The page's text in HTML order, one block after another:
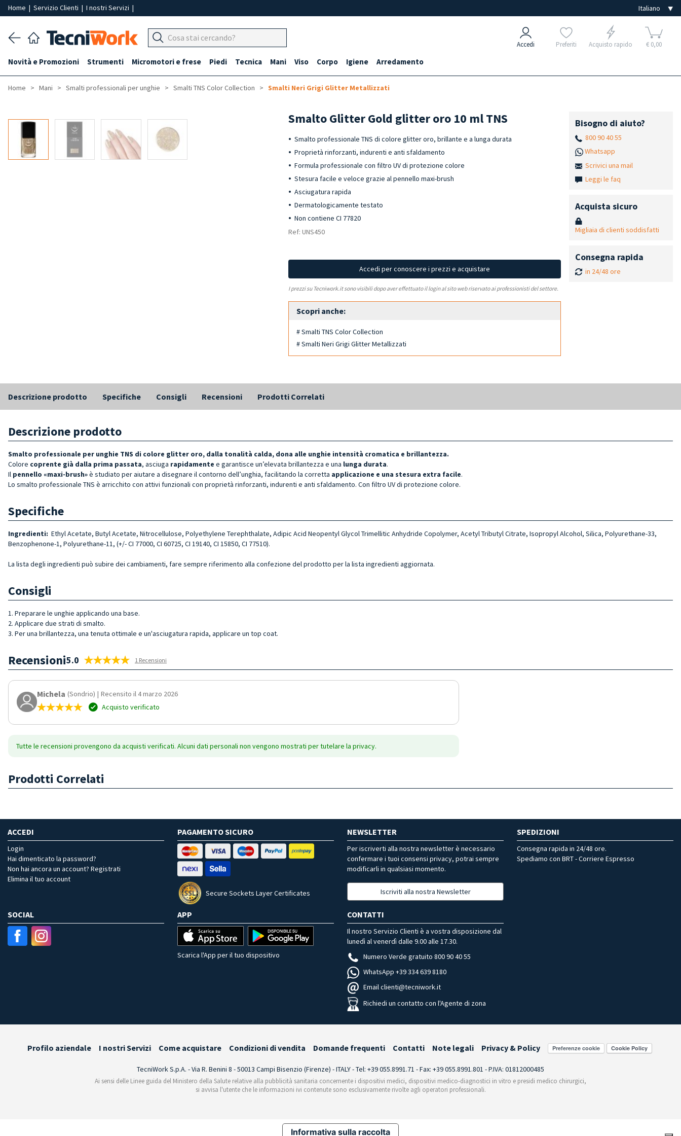
Home | Servizio Clienti | I nostri Servizi |
Accedi Preferiti Acquisto rapido € 0,00
Novità e Promozioni Strumenti Micromotori e frese Piedi Tecnica Mani Viso Corpo Igiene Arredamento
Home Mani Smalti professionali per unghie Smalti TNS Color Collection Smalti Neri Grigi Glitter Metallizzati
Smalto Glitter Gold glitter oro 10 ml TNS
Smalto professionale TNS di colore glitter oro, brillante e a lunga durata
Proprietà rinforzanti, indurenti e anti sfaldamento
Formula professionale con filtro UV di protezione colore
Stesura facile e veloce grazie al pennello maxi-brush
Asciugatura rapida
Dermatologicamente testato
Non contiene CI 77820
Ref: UNS450
Accedi per conoscere i prezzi e acquistare
I prezzi su Tecniwork.it sono visibili dopo aver effettuato il login al sito web riservato ai professionisti del settore.
Scopri anche:
# Smalti TNS Color Collection
# Smalti Neri Grigi Glitter Metallizzati
Bisogno di aiuto?
800 90 40 55
Whatsapp
Scrivici una mail
Leggi le faq
Acquista sicuro
Migliaia di clienti soddisfatti
Consegna rapida
in 24/48 ore
Descrizione prodotto Specifiche Consigli Recensioni Prodotti Correlati
Descrizione prodotto
Smalto professionale per unghie TNS di colore glitter oro, dalla tonalità calda, dona alle unghie intensità cromatica e brillantezza.
Colore coprente già dalla prima passata, asciuga rapidamente e garantisce un’elevata brillantezza e una lunga durata.
Il pennello «maxi-brush»è studiato per aiutare a disegnare il contorno dell’unghia, facilitando la corretta applicazione e una stesura extra facile.
Lo smalto professionale TNS è arricchito con attivi funzionali con proprietà rinforzanti, indurenti e anti sfaldamento. Con filtro UV di protezione colore.
Specifiche
Ingredienti: Ethyl Acetate, Butyl Acetate, Nitrocellulose, Polyethylene Terephthalate, Adipic Acid Neopentyl Glycol Trimellitic Anhydride Copolymer, Acetyl Tributyl Citrate, Isopropyl Alcohol, Silica, Polyurethane-33,
Benzophenone-1, Polyurethane-11, (+/- CI 77000, CI 60725, CI 19140, CI 15850, CI 77510).
La lista degli ingredienti può subire dei cambiamenti, fare sempre riferimento alla confezione del prodotto per la lista ingredienti aggiornata.
Consigli
1. Preparare le unghie applicando una base.
2. Applicare due strati di smalto.
3. Per una brillantezza, una tenuta ottimale e un'asciugatura rapida, applicare un top coat.
Recensioni5.0 1 Recensioni
Michela (Sondrio) | Recensito il 4 marzo 2026
Acquisto verificato
Tutte le recensioni provengono da acquisti verificati. Alcuni dati personali non vengono mostrati per tutelare la privacy.
Prodotti Correlati
ACCEDI
Login
Hai dimenticato la password?
Non hai ancora un account? Registrati
Elimina il tuo account
PAGAMENTO SICURO
Secure Sockets Layer Certificates
NEWSLETTER
Per iscriverti alla nostra newsletter è necessario
confermare i tuoi consensi privacy, potrai sempre
modificarli in qualsiasi momento.
Iscriviti alla nostra Newsletter
SPEDIZIONI
Consegna rapida in 24/48 ore.
Spediamo con BRT - Corriere Espresso
SOCIAL APP
Scarica l'App per il tuo dispositivo
CONTATTI
Il nostro Servizio Clienti è a vostra disposizione dal
lunedì al venerdì dalle 9.00 alle 17.30.
Numero Verde gratuito 800 90 40 55
WhatsApp +39 334 639 8180
Email clienti@tecniwork.it
Richiedi un contatto con l'Agente di zona
Profilo aziendale I nostri Servizi Come acquistare Condizioni di vendita Domande frequenti Contatti Note legali Privacy & Policy Preferenze cookie
TecniWork S.p.A. - Via R. Benini 8 - 50013 Campi Bisenzio (Firenze) - ITALY - Tel: +39 055.8991.71 - Fax: +39 055.8991.801 - P.IVA: 01812000485
Ai sensi delle Linee guida del Ministero della Salute relative alla pubblicità sanitaria concernente i dispositivi medici, dispositivi medico-diagnostici in vitro e presidi medico chirurgici,
si avvisa l'utente che le informazioni ivi contenute sono esclusivamente rivolte agli operatori professionali.
Informativa sulla raccolta